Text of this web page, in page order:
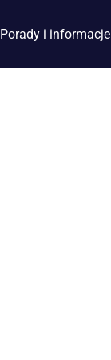
Porady i informacje